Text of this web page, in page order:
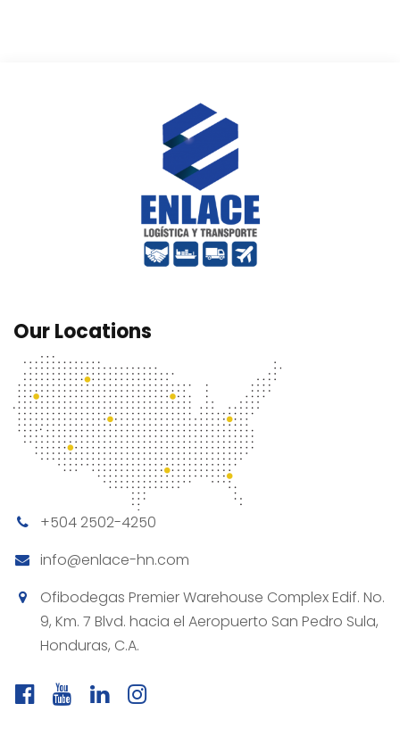
Our Locations
+504 2502-4250
info@enlace-hn.com
Ofibodegas Premier Warehouse Complex Edif. No.
9, Km. 7 Blvd. hacia el Aeropuerto San Pedro Sula,
Honduras, C.A.